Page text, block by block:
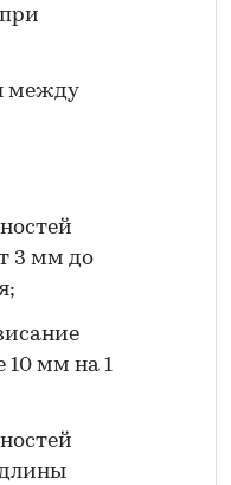
между
3 мм до
10 мм на 1
длины